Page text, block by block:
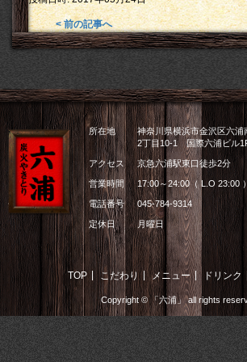
< 前の記事へ
所在地
神奈川県横浜市金沢区六浦
2丁目10-1 国際六浦ビル
アクセス 京急六浦駅東口徒歩2分
営業時間 17:00～24:00（ L.O 23:00 ）
電話番号 045-784-9314
定休日 月曜日
TOP こだわり メニュー | ドリンク
Copyright © 「六浦」 all rights